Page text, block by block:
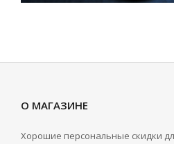
О МАГАЗИНЕ
Хорошие персональные скидки